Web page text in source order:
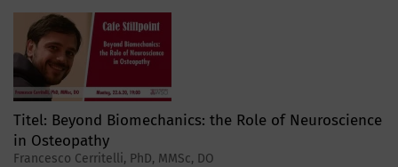
Titel: Beyond Biomechanics: the Role of Neuroscience
in Osteopathy
Francesco Cerritelli, PhD, MMSc, DO